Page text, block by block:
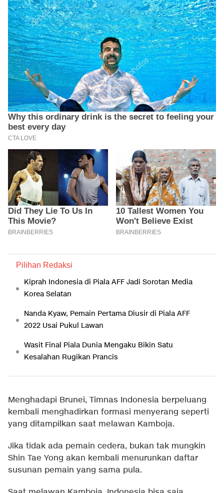
Pilihan Redaksi
Kiprah Indonesia di Piala AFF Jadi Sorotan Media
Korea Selatan
Nanda Kyaw, Pemain Pertama Diusir di Piala AFF
2022 Usai Pukul Lawan
Wasit Final Piala Dunia Mengaku Bikin Satu
Kesalahan Rugikan Prancis
Menghadapi Brunei, Timnas Indonesia berpeluang
kembali menghadirkan formasi menyerang seperti
yang ditampilkan saat melawan Kamboja.
Jika tidak ada pemain cedera, bukan tak mungkin
Shin Tae Yong akan kembali menurunkan daftar
susunan pemain yang sama pula.